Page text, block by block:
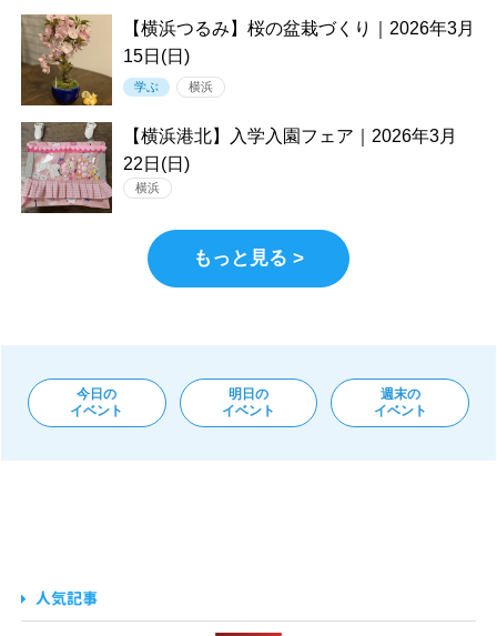
【横浜つるみ】桜の盆栽づくり｜2026年3月
15日(日)
学ぶ 横浜
【横浜港北】入学入園フェア｜2026年3月
22日(日)
横浜
もっと見る >
今日の
イベント
明日の
イベント
週末の
イベント